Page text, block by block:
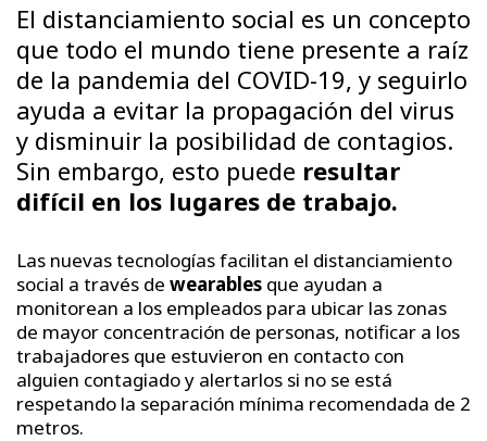
El distanciamiento social es un concepto
que todo el mundo tiene presente a raíz
de la pandemia del COVID-19, y seguirlo
ayuda a evitar la propagación del virus
y disminuir la posibilidad de contagios.
Sin embargo, esto puede resultar
difícil en los lugares de trabajo.
Las nuevas tecnologías facilitan el distanciamiento
social a través de wearables que ayudan a
monitorean a los empleados para ubicar las zonas
de mayor concentración de personas, notificar a los
trabajadores que estuvieron en contacto con
alguien contagiado y alertarlos si no se está
respetando la separación mínima recomendada de 2
metros.